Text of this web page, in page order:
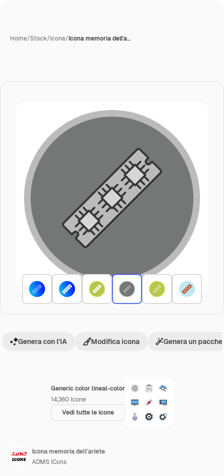
Home/Stock/Icone/Icona memoria dell'a…
Generic color lineal-color
14,360 Icone
Vedi tutte le icone
Genera con l'IA Modifica icona Genera un
Icona memoria dell'ariete
ADMS ICons